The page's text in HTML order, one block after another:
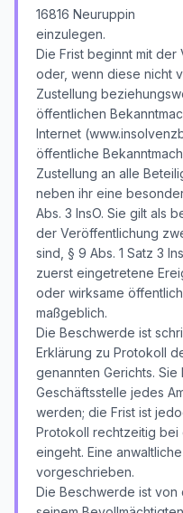
16816 Neuruppin
einzulegen.
Die Frist beginnt mit
oder, wenn diese nicht
Zustellung
öffentlichen
Internet
öffentliche
Zustellung an alle
neben ihr eine
Abs. 3 InsO. Sie gilt als
der Veröffentlichung
sind, § 9 Abs. 1 Satz 3
zuerst eingetretene
oder wirksame
maßgeblich.
Die Beschwerde ist
Erklärung zu Protokoll
genannten Gerichts.
Geschäftsstelle jedes
werden; die Frist ist
Protokoll rechtzeitig bei
eingeht. Eine
vorgeschrieben.
Die Beschwerde ist